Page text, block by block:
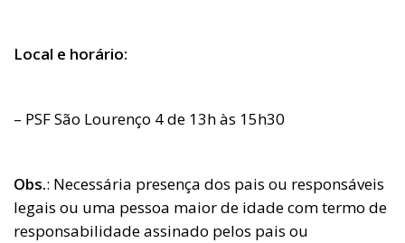
Local e horário:
– PSF São Lourenço 4 de 13h às 15h30
Obs.: Necessária presença dos pais ou responsáveis
legais ou uma pessoa maior de idade com termo de
responsabilidade assinado pelos pais ou